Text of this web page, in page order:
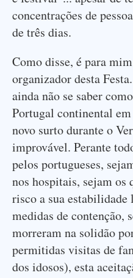
concentrações de
de três dias.
Como disse, é para
organizador desta
ainda não se saber
Portugal continental
novo surto durante o
improvável. Perante
pelos portugueses,
nos hospitais, sejam os
risco a sua estabilidade
medidas de contenção,
morreram na solidão
permitidas visitas de
dos idosos), esta